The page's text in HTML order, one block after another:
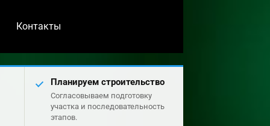
Контакты
Планируем строительство
Согласовываем подготовку
участка и последовательность
этапов.